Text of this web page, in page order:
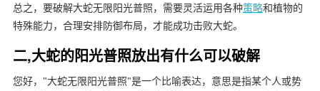
总之，要破解大蛇无限阳光普照，需要灵活运用各种策略和植物的
特殊能力，合理安排防御布局，才能成功击败大蛇。
二,大蛇的阳光普照放出有什么可以破解
您好，"大蛇无限阳光普照"是一个比喻表达，意思是指某个人或势